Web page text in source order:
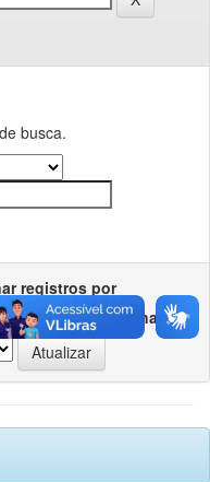
busca.
registros por
Ordenar